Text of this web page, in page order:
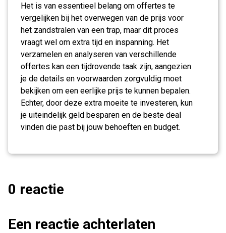
Het is van essentieel belang om offertes te
vergelijken bij het overwegen van de prijs voor
het zandstralen van een trap, maar dit proces
vraagt wel om extra tijd en inspanning. Het
verzamelen en analyseren van verschillende
offertes kan een tijdrovende taak zijn, aangezien
je de details en voorwaarden zorgvuldig moet
bekijken om een eerlijke prijs te kunnen bepalen.
Echter, door deze extra moeite te investeren, kun
je uiteindelijk geld besparen en de beste deal
vinden die past bij jouw behoeften en budget.
0 reactie
Een reactie achterlaten